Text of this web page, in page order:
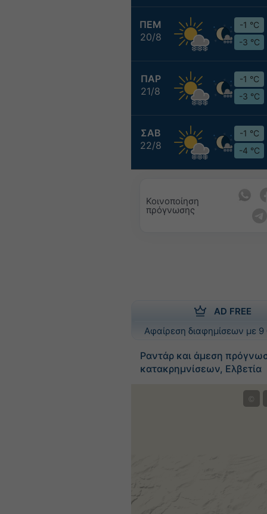
ΠΕΜ
20/8
-1 °C
-3 °C
ΠΑΡ
21/8
-1 °C
-3 °C
ΣΑΒ
22/8
-1 °C
-4 °C
Κοινοποίηση
πρόγνωσης
AD FREE
Αφαίρεση διαφημίσεων με 9
Ραντάρ και άμεση
κατακρημνίσεων, Ελβετία
©